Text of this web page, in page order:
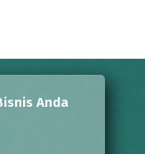
Anda